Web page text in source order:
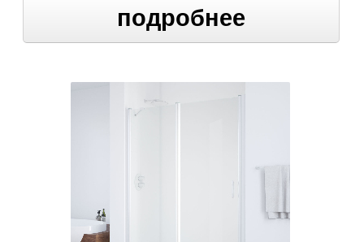
подробнее